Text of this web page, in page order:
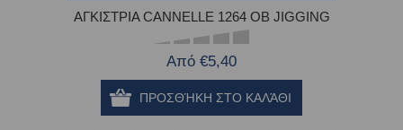
ΑΓΚΙΣΤΡΙΑ CANNELLE 1264 OB JIGGING
Από €5,40